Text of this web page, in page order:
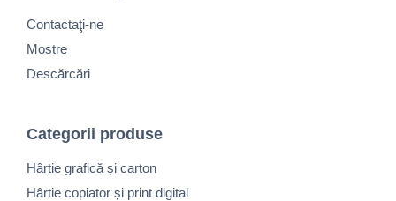
Contactaţi-ne
Mostre
Descărcări
Categorii produse
Hârtie grafică și carton
Hârtie copiator și print digital